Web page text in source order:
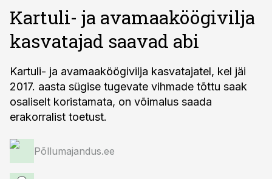
Kartuli- ja avamaaköögivilja
kasvatajad saavad abi
Kartuli- ja avamaaköögivilja kasvatajatel, kel jäi
2017. aasta sügise tugevate vihmade tõttu saak
osaliselt koristamata, on võimalus saada
erakorralist toetust.
Põllumajandus.ee